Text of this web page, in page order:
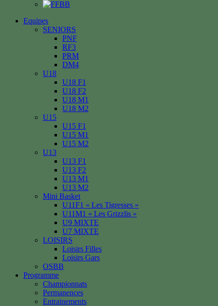
Equipes
SENIORS
PNF
RF3
PRM
DM4
U18
U18 F1
U18 F2
U18 M1
U18 M2
U15
U15 F1
U15 M1
U15 M2
U13
U13 F1
U13 F2
U13 M1
U13 M2
Mini Basket
U11F1 « Les Tigresses »
U11M1 « Les Grizzlis »
U9 MIXTE
U7 MIXTE
LOISIRS
Loisirs Filles
Loisirs Gars
OSBB
Programme
Championnats
Permanences
Entrainements